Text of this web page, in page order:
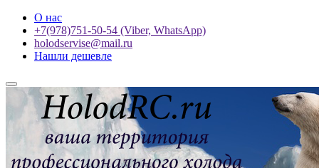
О нас
+7(978)751-50-54 (Viber, WhatsApp)
holodservise@mail.ru
Нашли дешевле